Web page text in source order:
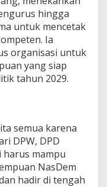
hingga
untuk mencetak
Ia
organisasi untuk
yang siap
tahun 2029.
semua karena
DPW, DPD
harus mampu
NasDem
hadir di tengah